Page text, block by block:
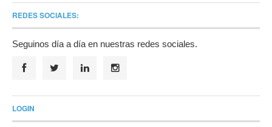
REDES SOCIALES:
Seguinos día a día en nuestras redes sociales.
LOGIN